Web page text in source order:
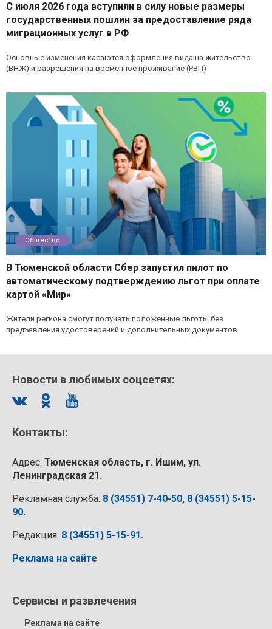
С июля 2026 года вступили в силу новые размеры
государственных пошлин за предоставление ряда
миграционных услуг в РФ
Основные изменения касаются оформления вида на жительство
(ВНЖ) и разрешения на временное проживание (РВП)
Общество
В Тюменской области Сбер запустил пилот по
автоматическому подтверждению льгот при оплате
картой «Мир»
Жители региона смогут получать положенные льготы без
предъявления удостоверений и дополнительных документов
Новости в любимых соцсетях:
Контакты:
Адрес: Тюменская область, г. Ишим, ул.
Ленинградская 21.
Рекламная служба: 8 (34551) 7-40-50, 8 (34551) 5-15-
90.
Редакция: 8 (34551) 5-15-91.
Реклама на сайте
Сервисы и развлечения
Реклама на сайте